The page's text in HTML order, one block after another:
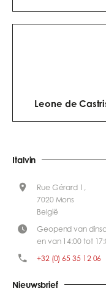
Leone de
Nieuwsbrief
Italvin
Rue Gérard 1,
7020 Mons
België
Geopend van
en van 14:00 tot
+32 (0) 65 35 12 06